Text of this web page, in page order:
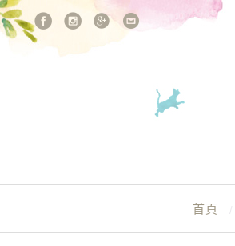
站內搜尋
首頁